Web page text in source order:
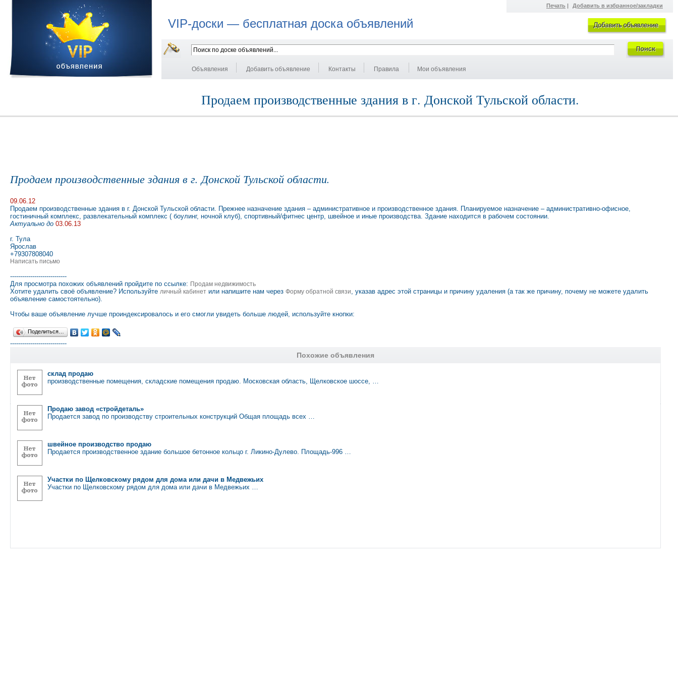
Печать | Добавить в избранное/закладки
VIP-доски — бесплатная доска объявлений
Объявления Добавить объявление Контакты Правила Мои объявления
Продаем производственные здания в г. Донской Тульской области.
Продаем производственные здания в г. Донской Тульской области.
09.06.12
Продаем производственные здания в г. Донской Тульской области. Прежнее назначение здания – административное и производственное здания. Планируемое назначение – административно-офисное,
гостиничный комплекс, развлекательный комплекс ( боулинг, ночной клуб), спортивный/фитнес центр, швейное и иные производства. Здание находится в рабочем состоянии.
Актуально до 03.06.13
г. Тула
Ярослав
+79307808040
Написать письмо
----------------------------
Для просмотра похожих объявлений пройдите по ссылке: Продам недвижимость
Хотите удалить своё объявление? Используйте личный кабинет или напишите нам через Форму обратной связи, указав адрес этой страницы и причину удаления (а так же причину, почему не можете удалить
объявление самостоятельно).
Чтобы ваше объявление лучше проиндексировалось и его смогли увидеть больше людей, используйте кнопки:
Поделиться…
----------------------------
Похожие объявления
склад продаю
производственные помещения, складские помещения продаю. Московская область, Щелковское шоссе, …
Продаю завод «стройдеталь»
Продается завод по производству строительных конструкций Общая площадь всех …
швейное производство продаю
Продается производственное здание большое бетонное кольцо г. Ликино-Дулево. Площадь-996 …
Участки по Щелковскому рядом для дома или дачи в Медвежьих
Участки по Щелковскому рядом для дома или дачи в Медвежьих …